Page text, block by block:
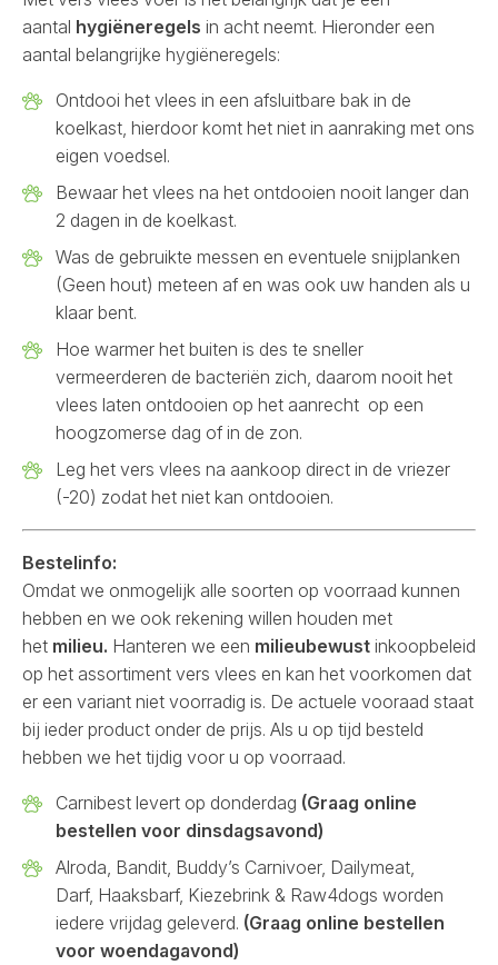
aantal hygiëneregels in acht neemt. Hieronder een
aantal belangrijke hygiëneregels:
Ontdooi het vlees in een afsluitbare bak in de
koelkast, hierdoor komt het niet in aanraking met ons
eigen voedsel.
Bewaar het vlees na het ontdooien nooit langer dan
2 dagen in de koelkast.
Was de gebruikte messen en eventuele snijplanken
(Geen hout) meteen af en was ook uw handen als u
klaar bent.
Hoe warmer het buiten is des te sneller
vermeerderen de bacteriën zich, daarom nooit het
vlees laten ontdooien op het aanrecht op een
hoogzomerse dag of in de zon.
Leg het vers vlees na aankoop direct in de vriezer
(-20) zodat het niet kan ontdooien.
Bestelinfo:
Omdat we onmogelijk alle soorten op voorraad kunnen
hebben en we ook rekening willen houden met
het milieu. Hanteren we een milieubewust inkoopbeleid
op het assortiment vers vlees en kan het voorkomen dat
er een variant niet voorradig is. De actuele vooraad staat
bij ieder product onder de prijs. Als u op tijd besteld
hebben we het tijdig voor u op voorraad.
Carnibest levert op donderdag (Graag online
bestellen voor dinsdagsavond)
Alroda, Bandit, Buddy’s Carnivoer, Dailymeat,
Darf, Haaksbarf, Kiezebrink & Raw4dogs worden
iedere vrijdag geleverd. (Graag online bestellen
voor woendagavond)